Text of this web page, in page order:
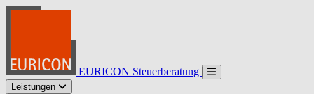
EURICON Steuerberatung
Leistungen